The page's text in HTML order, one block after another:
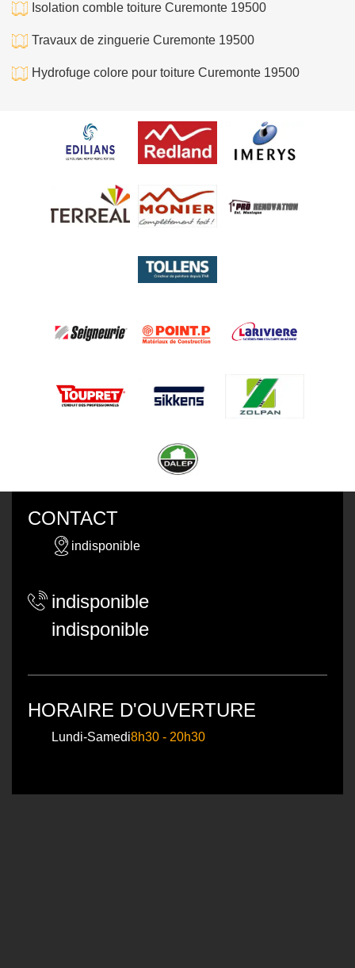
Isolation comble toiture Curemonte 19500
Travaux de zinguerie Curemonte 19500
Hydrofuge colore pour toiture Curemonte 19500
CONTACT
indisponible
indisponible
indisponible
HORAIRE D'OUVERTURE
Lundi-Samedi8h30 - 20h30